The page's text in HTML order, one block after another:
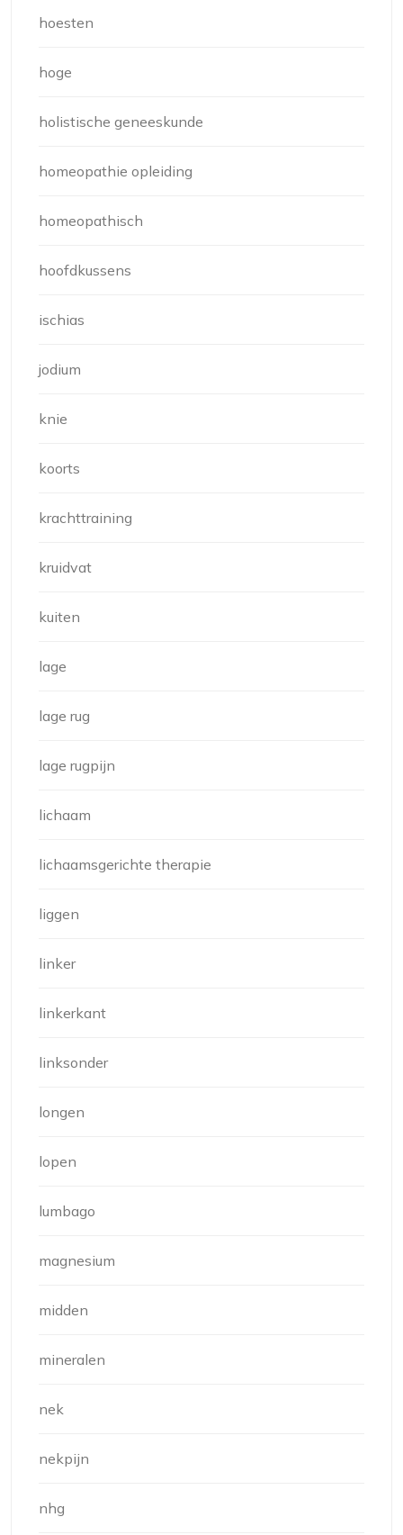
hoesten
hoge
holistische geneeskunde
homeopathie opleiding
homeopathisch
hoofdkussens
ischias
jodium
knie
koorts
krachttraining
kruidvat
kuiten
lage
lage rug
lage rugpijn
lichaam
lichaamsgerichte therapie
liggen
linker
linkerkant
linksonder
longen
lopen
lumbago
magnesium
midden
mineralen
nek
nekpijn
nhg